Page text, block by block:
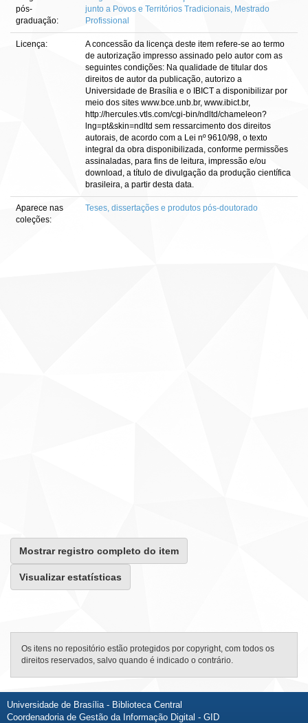
pós-
graduação:
junto a Povos e Territórios Tradicionais, Mestrado
Profissional
Licença:
A concessão da licença deste item refere-se ao termo
de autorização impresso assinado pelo autor com as
seguintes condições: Na qualidade de titular dos
direitos de autor da publicação, autorizo a
Universidade de Brasília e o IBICT a disponibilizar por
meio dos sites www.bce.unb.br, www.ibict.br,
http://hercules.vtls.com/cgi-bin/ndltd/chameleon?
lng=pt&skin=ndltd sem ressarcimento dos direitos
autorais, de acordo com a Lei nº 9610/98, o texto
integral da obra disponibilizada, conforme permissões
assinaladas, para fins de leitura, impressão e/ou
download, a título de divulgação da produção científica
brasileira, a partir desta data.
Aparece nas
coleções:
Teses, dissertações e produtos pós-doutorado
Mostrar registro completo do item
Visualizar estatísticas
Os itens no repositório estão protegidos por copyright, com todos os
direitos reservados, salvo quando é indicado o contrário.
Universidade de Brasília - Biblioteca Central
Coordenadoria de Gestão da Informação Digital - GID